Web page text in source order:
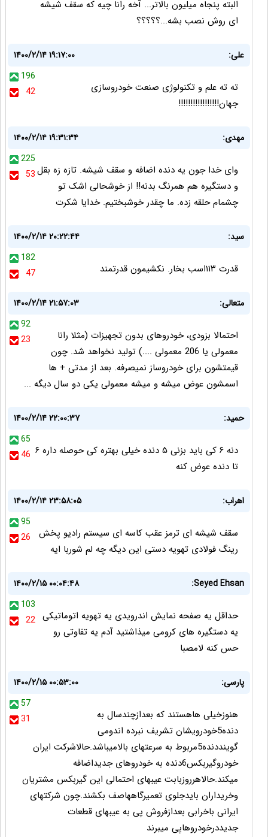
البته پنجاه میلیون بالاتر... آخه رانا چیه که سقف شیشه
ای روش نصب بشه...؟؟؟؟؟
علی:
۱۴۰۰/۲/۱۴ ۱۹:۱۷:۰۰
196
42
ته ته علم و تکنولوژی صنعت خودروسازی
جهان!!!!!!!!!!!!!!!!!
مهدی:
۱۴۰۰/۲/۱۴ ۱۹:۳۱:۳۴
225
53وای خدا جون یه دنده اضافه و سقف شیشه. تازه زه بقل
و دستگیره هم همرنگ بدنه!! از خوشحالی اشک تو
چشمام حلقه زده. ما چقدر خوشبختیم. خدایا شکرت
سيد:
۱۴۰۰/۲/۱۴ ۲۰:۲۲:۴۴
182
47
قدرت ١١٣اسب بخار. نكشيمون قدرتمند
متعالی:
۱۴۰۰/۲/۱۴ ۲۱:۵۷:۰۳
92
23
احتمالا بزودی، خودروهای بدون تجهیزات (مثلا رانا
معمولی یا 206 معمولی ....) تولید نخواهد شد. چون
قیمتشون برای خودروساز نمیصرفه. بعد از مدتی + ها
اسمشون عوض میشه و میشه معمولی یکی دو سال دیگه ...
حمید:
۱۴۰۰/۲/۱۴ ۲۲:۰۰:۳۷
65
46 دنه ۶ کی باید بزنی ۵ دنده خیلی بهتره کی حوصله داره ۶
تا دنده عوض کنه
اهراب:
۱۴۰۰/۲/۱۴ ۲۳:۵۸:۰۵
95
26
سقف شیشه ای ترمز عقب کاسه ای سیستم رادیو پخش
رینگ فولادی تهویه دستی این دیگه چه لم شوربا ایه
Seyed Ehsan:
۱۴۰۰/۲/۱۵ ۰۰:۰۴:۴۸
103
22 حداقل یه صفحه نمایش اندرویدی یه تهویه اتوماتیکی
یه دستگیره های کرومی میذاشتید آدم یه تفاوتی رو
حس کنه لامصبا
پارسی:
۱۴۰۰/۲/۱۵ ۰۰:۵۳:۰۰
57
31
هنوزخیلی هاهستند که بعدازچندسال به
دنده5خودرویشان تشریف نبرده اندومی
گوینددنده5مربوط به سرعتهای بالامیباشد.حالاشرکت ایران
خودروگیربکس6دنده به خودروهای جدیداضافه
میکند.حالاهرروزبابت عیبهای احتمالی این گیربکس مشتریان
وخریداران بایدجلوی تعمیرگاههاصف بکشند.چون شرکتهای
ایرانی باخرابی بعدازفروش پی به عیبهای قطعات
جدیددرخودروهاپی میبرند